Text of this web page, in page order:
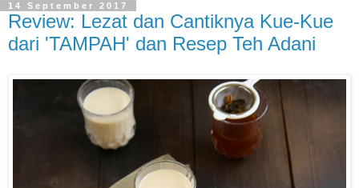
14 September 2017
Review: Lezat dan Cantiknya Kue-Kue
dari 'TAMPAH' dan Resep Teh Adani